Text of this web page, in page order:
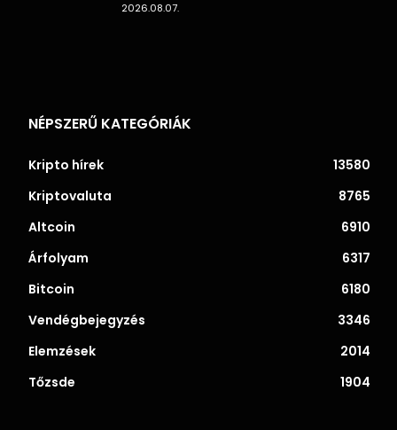
2026.08.07.
NÉPSZERŰ KATEGÓRIÁK
Kripto hírek
13580
Kriptovaluta
8765
Altcoin
6910
Árfolyam
6317
Bitcoin
6180
Vendégbejegyzés
3346
Elemzések
2014
Tőzsde
1904